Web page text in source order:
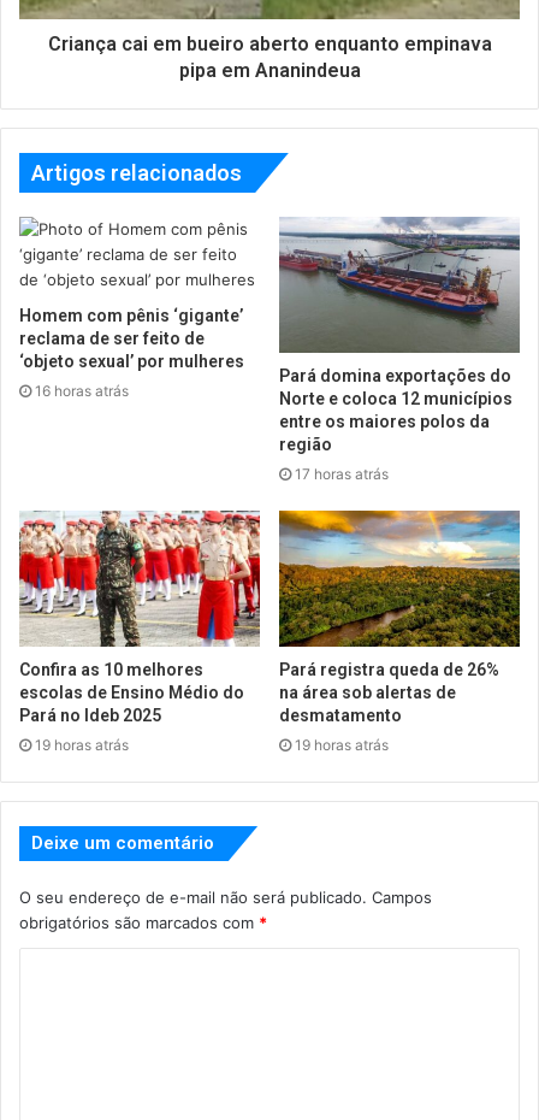
Criança cai em bueiro aberto enquanto empinava
pipa em Ananindeua
Artigos relacionados
Homem com pênis ‘gigante’
reclama de ser feito de
‘objeto sexual’ por mulheres
16 horas atrás
Pará domina exportações do
Norte e coloca 12 municípios
entre os maiores polos da
região
17 horas atrás
Confira as 10 melhores
escolas de Ensino Médio do
Pará no Ideb 2025
19 horas atrás
Pará registra queda de 26%
na área sob alertas de
desmatamento
19 horas atrás
Deixe um comentário
O seu endereço de e-mail não será publicado. Campos
obrigatórios são marcados com *